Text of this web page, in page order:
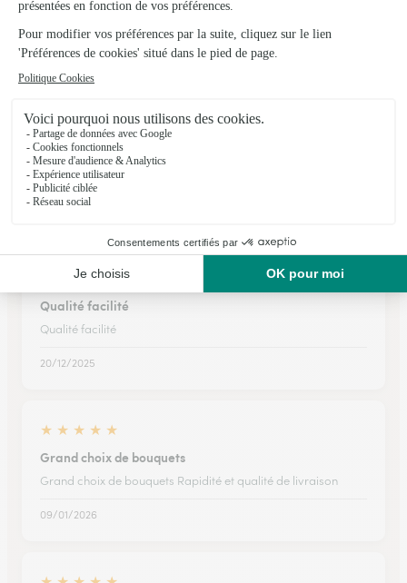
Lamonzie-Montastruc
★ ★ ★ ★
Du choix et une belle composition arrivée en temps et en
heure à son destinataire , bien emballée, de belles fleurs ,
livraison soignée , je recommande pour faire plaisir et se
faire plaisir !
★ ★ ★
Qualité facilité
Qualité facilité
20/12/2025
★ ★ ★ ★ ★
Grand choix de bouquets
Grand choix de bouquets Rapidité et qualité de livraison
09/01/2026